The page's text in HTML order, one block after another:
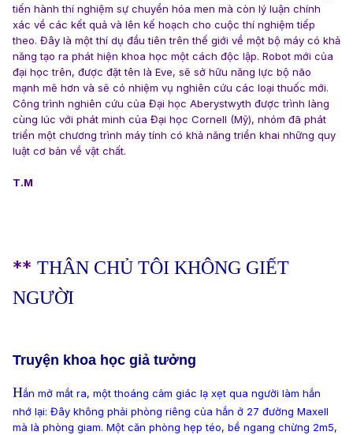
tiến hành thí nghiệm sự chuyển hóa men mà còn lý luận chính
xác về các kết quả và lên kế hoạch cho cuộc thí nghiệm tiếp
theo. Đây là một thí dụ đầu tiên trên thế giới về một bộ máy có khả
năng tạo ra phát hiện khoa học một cách độc lập. Robot mới của
đại học trên, được đặt tên là Eve, sẽ sở hữu năng lực bộ não
mạnh mẽ hơn và sẽ có nhiệm vụ nghiên cứu các loại thuốc mới.
Công trình nghiên cứu của Đại học Aberystwyth được trình làng
cùng lúc với phát minh của Đại học Cornell (Mỹ), nhóm đã phát
triển một chương trình máy tính có khả năng triển khai những quy
luật cơ bản về vật chất.
T.M
** THÂN CHỦ TÔI KHÔNG GIẾT
NGƯỜI
Truyện khoa học giả tưởng
Hắn mở mắt ra, một thoáng cảm giác lạ xẹt qua người làm hắn
nhớ lại: Đây không phải phòng riêng của hắn ở 27 đường Maxell
mà là phòng giam. Một căn phòng hẹp téo, bề ngang chừng 2m5,